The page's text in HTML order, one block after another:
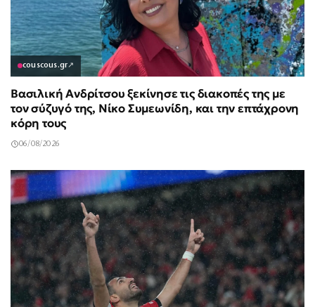
couscous.gr↗
Βασιλική Ανδρίτσου ξεκίνησε τις διακοπές της με
τον σύζυγό της, Νίκο Συμεωνίδη, και την επτάχρονη
κόρη τους
06/08/2026